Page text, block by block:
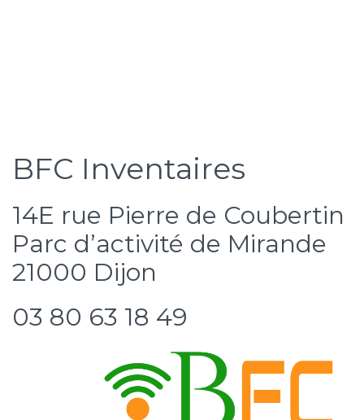
BFC Inventaires
14E rue Pierre de Coubertin
Parc d’activité de Mirande
21000 Dijon
03 80 63 18 49